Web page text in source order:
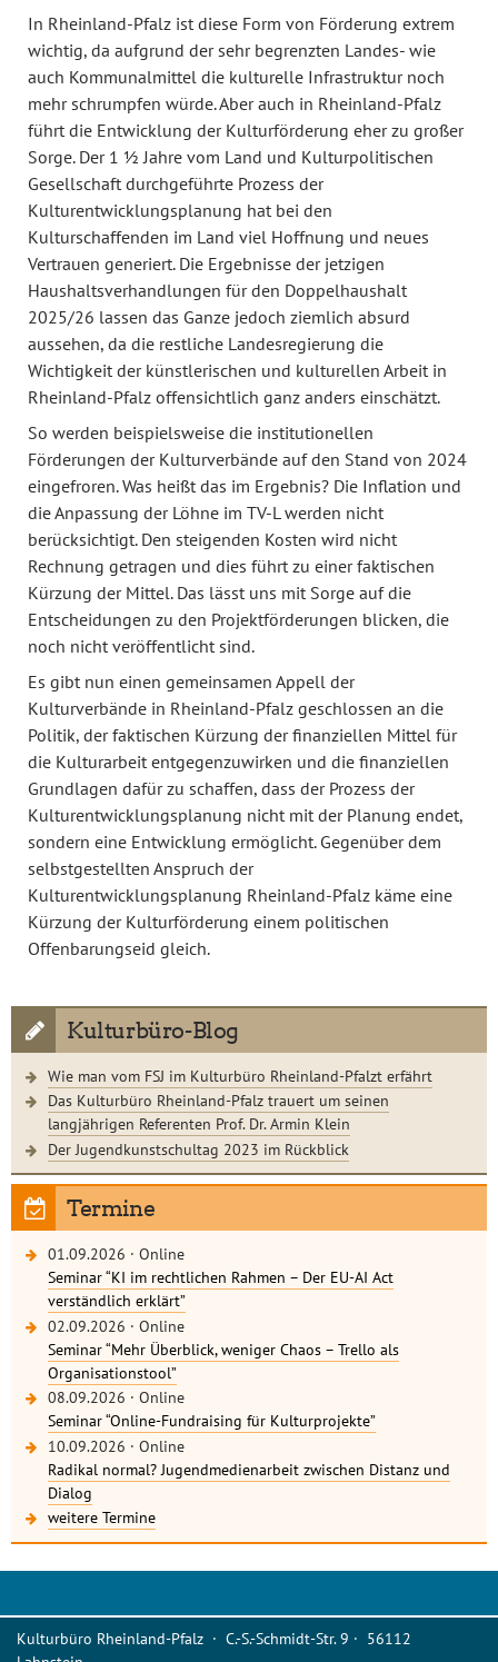
In Rheinland-Pfalz ist diese Form von Förderung extrem
wichtig, da aufgrund der sehr begrenzten Landes- wie
auch Kommunalmittel die kulturelle Infrastruktur noch
mehr schrumpfen würde. Aber auch in Rheinland-Pfalz
führt die Entwicklung der Kulturförderung eher zu großer
Sorge. Der 1 ½ Jahre vom Land und Kulturpolitischen
Gesellschaft durchgeführte Prozess der
Kulturentwicklungsplanung hat bei den
Kulturschaffenden im Land viel Hoffnung und neues
Vertrauen generiert. Die Ergebnisse der jetzigen
Haushaltsverhandlungen für den Doppelhaushalt
2025/26 lassen das Ganze jedoch ziemlich absurd
aussehen, da die restliche Landesregierung die
Wichtigkeit der künstlerischen und kulturellen Arbeit in
Rheinland-Pfalz offensichtlich ganz anders einschätzt.
So werden beispielsweise die institutionellen
Förderungen der Kulturverbände auf den Stand von 2024
eingefroren. Was heißt das im Ergebnis? Die Inflation und
die Anpassung der Löhne im TV-L werden nicht
berücksichtigt. Den steigenden Kosten wird nicht
Rechnung getragen und dies führt zu einer faktischen
Kürzung der Mittel. Das lässt uns mit Sorge auf die
Entscheidungen zu den Projektförderungen blicken, die
noch nicht veröffentlicht sind.
Es gibt nun einen gemeinsamen Appell der
Kulturverbände in Rheinland-Pfalz geschlossen an die
Politik, der faktischen Kürzung der finanziellen Mittel für
die Kulturarbeit entgegenzuwirken und die finanziellen
Grundlagen dafür zu schaffen, dass der Prozess der
Kulturentwicklungsplanung nicht mit der Planung endet,
sondern eine Entwicklung ermöglicht. Gegenüber dem
selbstgestellten Anspruch der
Kulturentwicklungsplanung Rheinland-Pfalz käme eine
Kürzung der Kulturförderung einem politischen
Offenbarungseid gleich.
Kulturbüro-Blog
Wie man vom FSJ im Kulturbüro Rheinland-Pfalzt erfährt
Das Kulturbüro Rheinland-Pfalz trauert um seinen
langjährigen Referenten Prof. Dr. Armin Klein
Der Jugendkunstschultag 2023 im Rückblick
Termine
01.09.2026 · Online
Seminar “KI im rechtlichen Rahmen – Der EU-AI Act
verständlich erklärt”
02.09.2026 · Online
Seminar “Mehr Überblick, weniger Chaos – Trello als
Organisationstool”
08.09.2026 · Online
Seminar “Online-Fundraising für Kulturprojekte”
10.09.2026 · Online
Radikal normal? Jugendmedienarbeit zwischen Distanz und
Dialog
weitere Termine
Kulturbüro Rheinland-Pfalz · C.-S.-Schmidt-Str. 9 · 56112